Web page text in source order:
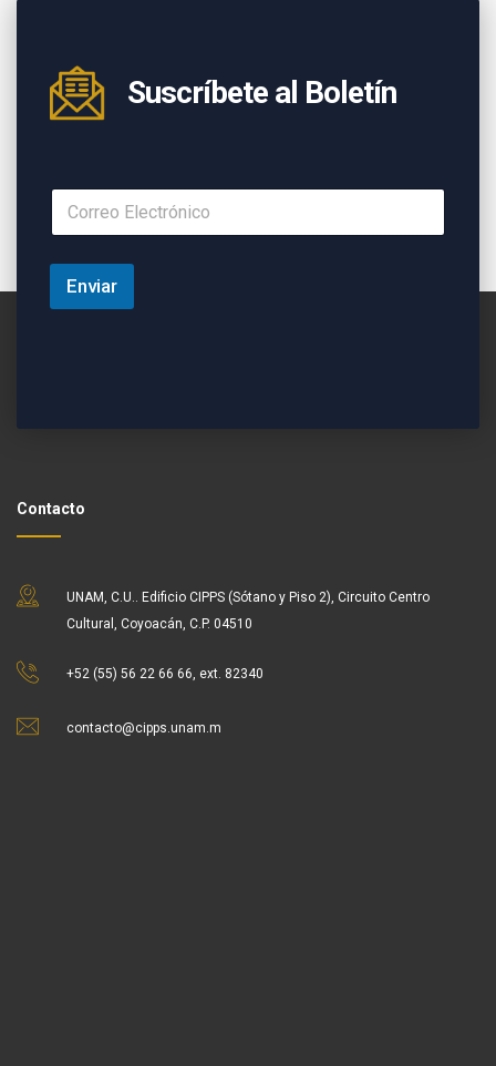
Suscríbete al Boletín
Enviar
Contacto
UNAM, C.U.. Edificio CIPPS (Sótano y Piso 2), Circuito Centro
Cultural, Coyoacán, C.P. 04510
+52 (55) 56 22 66 66, ext. 82340
contacto@cipps.unam.m